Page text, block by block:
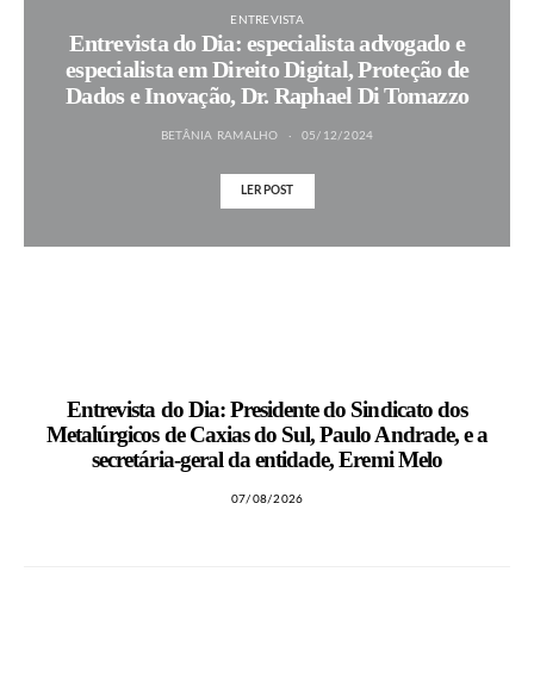
ENTREVISTA
Entrevista do Dia: especialista advogado e
especialista em Direito Digital, Proteção de
Dados e Inovação, Dr. Raphael Di Tomazzo
BETÂNIA RAMALHO 05/12/2024
LER POST
Entrevista do Dia: Presidente do Sindicato dos
Metalúrgicos de Caxias do Sul, Paulo Andrade, e a
secretária-geral da entidade, Eremi Melo
07/08/2026